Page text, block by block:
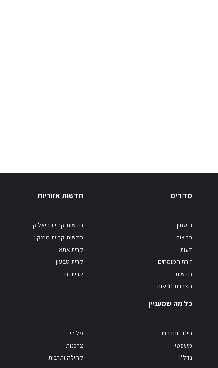
מדורים
ביטחון
בריאות
דעות
זירת המומחים
חדשות
הצהרת נגישות
חדשות אזוריות
חדשות קריית ביאליק
חדשות קריית מוצקין
קרית אתא
קרית טבעון
קרית ים
כל מה שמעניין
חינוך ותרבות
משפטי
נדל"ן
פלילי
צרכנות
קהילה ותרבות